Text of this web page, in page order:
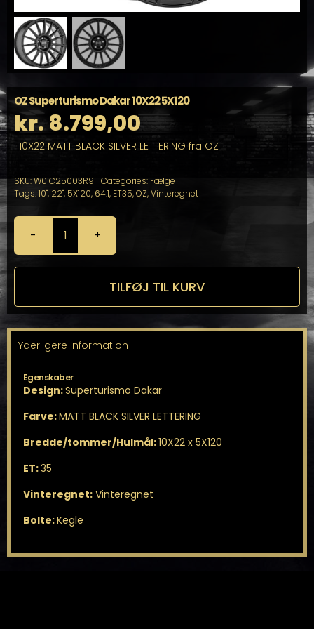
OZ Superturismo Dakar 10X22 5X120
kr.8.799,00
i 10X22 MATT BLACK SILVER LETTERING fra OZ
SKU:W01C25003R9 Categories: Fælge
Tags:10", 22", 5X120, 64.1, ET35,OZ,Vinteregnet
OZ
Superturismo
Dakar
antal
TILFØJ TIL KURV
Yderligere information
Egenskaber
Design:Superturismo Dakar
Farve:MATT BLACK SILVER LETTERING
Bredde/tommer/Hulmål:10X22 x 5X120
ET:35
Vinteregnet:Vinteregnet
Bolte:Kegle